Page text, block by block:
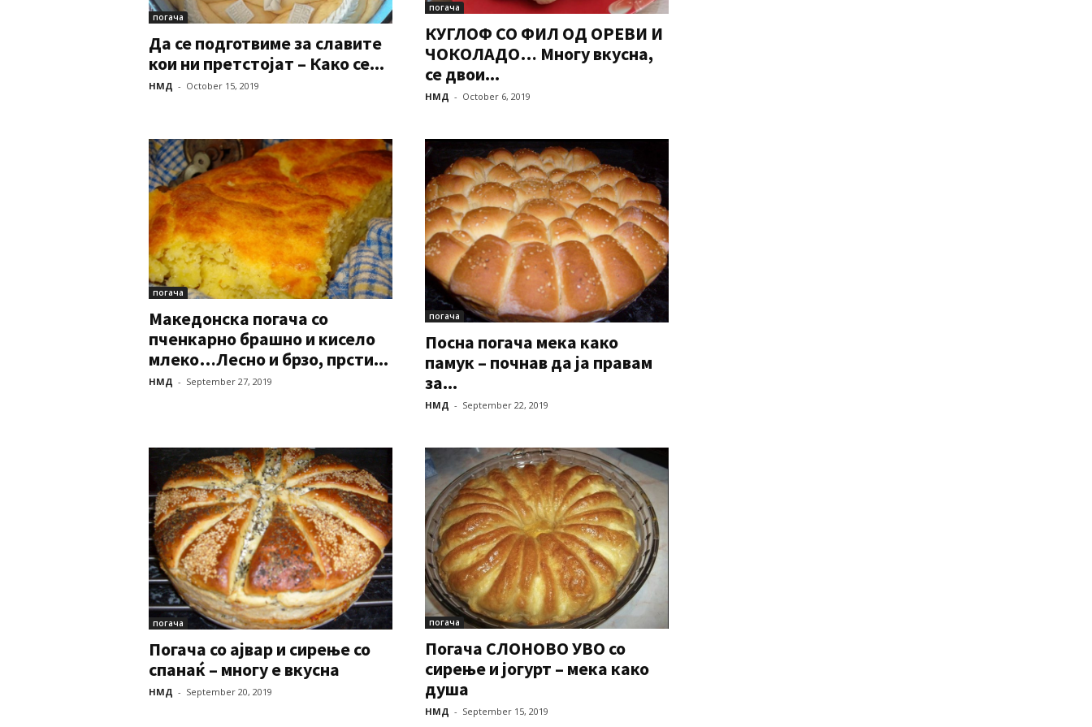
погача
Да се подготвиме за славите
кои ни претстојат – Како се...
НМД - October 15, 2019
погача
КУГЛОФ СО ФИЛ ОД ОРЕВИ И
ЧОКОЛАДО… Многу вкусна,
се двои...
НМД - October 6, 2019
погача
Македонска погача со
пченкарно брашно и кисело
млеко…Лесно и брзо, прсти...
НМД - September 27, 2019
погача
Посна погача мека како
памук – почнав да ја правам
за...
НМД - September 22, 2019
погача
Погача со ајвар и сирење со
спанаќ – многу е вкусна
НМД - September 20, 2019
погача
Погача СЛОНОВО УВО со
сирење и јогурт – мека како
душа
НМД - September 15, 2019